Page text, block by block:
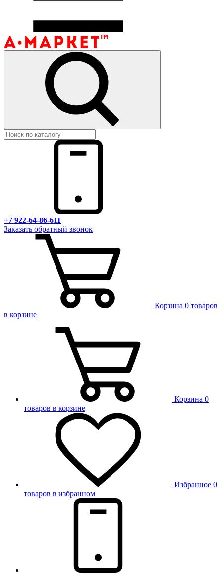
+7 922-64-86-611
Заказать обратный звонок
Корзина 0 товаров
в корзине
Корзина 0
товаров в корзине
Избранное 0
товаров в избранном